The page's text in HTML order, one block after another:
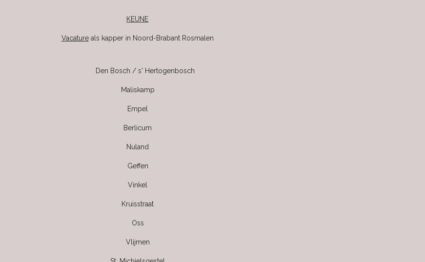
KEUNE
Vacatureals kapper in Noord-Brabant Rosmalen
Den Bosch / s' Hertogenbosch
Maliskamp
Empel
Berlicum
Nuland
Geffen
Vinkel
Kruisstraat
Oss
Vlijmen